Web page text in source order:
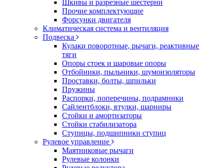
Шкивы и разрезные шестерни
Прочие комплектующие
Форсунки двигателя
Климатическая система и вентиляция
Подвеска
Кулаки поворотные, рычаги, реактивные
тяги
Опоры стоек и шаровые опоры
Отбойники, пыльники, шумоизоляторы
Проставки, болты, шпильки
Пружины
Распорки, поперечины, подрамники
Сайлентблоки, втулки, шарниры
Стойки и амортизаторы
Стойки стабилизатора
Ступицы, подшипники ступиц
Рулевое управление
Маятниковые рычаги
Рулевые колонки